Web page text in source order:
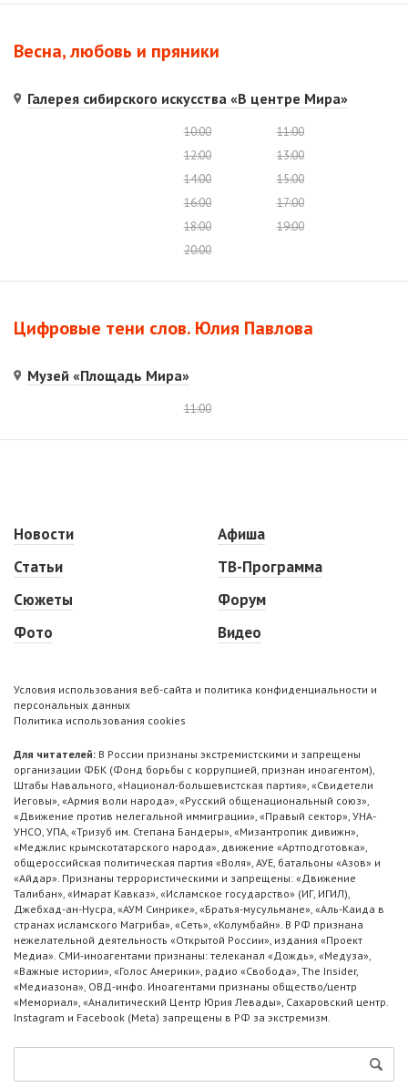
Весна, любовь и пряники
Галерея сибирского искусства «В центре Мира»
10:00
11:00
12:00
13:00
14:00
15:00
16:00
17:00
18:00
19:00
20:00
Цифровые тени слов. Юлия Павлова
Музей «Площадь Мира»
11:00
Новости
Статьи
Сюжеты
Фото
Афиша
ТВ-Программа
Форум
Видео
Условия использования веб-сайта и политика конфиденциальности и
персональных данных
Политика использования cookies
Для читателей: В России признаны экстремистскими и запрещены
организации ФБК (Фонд борьбы с коррупцией, признан иноагентом),
Штабы Навального, «Национал-большевистская партия», «Свидетели
Иеговы», «Армия воли народа», «Русский общенациональный союз»,
«Движение против нелегальной иммиграции», «Правый сектор», УНА-
УНСО, УПА, «Тризуб им. Степана Бандеры», «Мизантропик дивижн»,
«Меджлис крымскотатарского народа», движение «Артподготовка»,
общероссийская политическая партия «Воля», АУЕ, батальоны «Азов» и
«Айдар». Признаны террористическими и запрещены: «Движение
Талибан», «Имарат Кавказ», «Исламское государство» (ИГ, ИГИЛ),
Джебхад-ан-Нусра, «АУМ Синрике», «Братья-мусульмане», «Аль-Каида в
странах исламского Магриба», «Сеть», «Колумбайн». В РФ признана
нежелательной деятельность «Открытой России», издания «Проект
Медиа». СМИ-иноагентами признаны: телеканал «Дождь», «Медуза»,
«Важные истории», «Голос Америки», радио «Свобода», The Insider,
«Медиазона», ОВД-инфо. Иноагентами признаны общество/центр
«Мемориал», «Аналитический Центр Юрия Левады», Сахаровский центр.
Instagram и Facebook (Metа) запрещены в РФ за экстремизм.